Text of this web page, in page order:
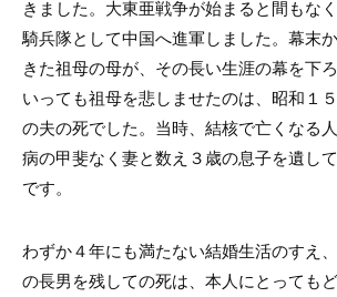
きました。大東亜戦争が始まると間もな
騎兵隊として中国へ進軍しました。幕末
きた祖母の母が、その長い生涯の幕を下
いっても祖母を悲しませたのは、昭和１
の夫の死でした。当時、結核で亡くなる
病の甲斐なく妻と数え３歳の息子を遺し
です。
わずか４年にも満たない結婚生活のすえ
の長男を残しての死は、本人にとっても